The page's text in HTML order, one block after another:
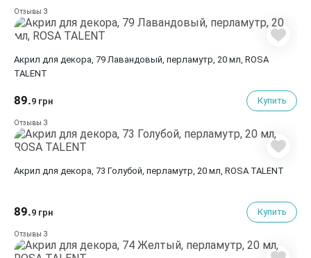
Отзывы 3
Акрил для декора, 79 Лавандовый, перламутр, 20 мл, ROSA
TALENT
89.9 грн Купить
Отзывы 3
Акрил для декора, 73 Голубой, перламутр, 20 мл, ROSA TALENT
89.9 грн Купить
Отзывы 3